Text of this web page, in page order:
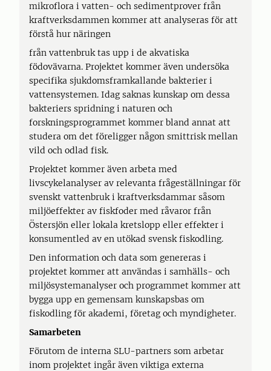
mikroflora i vatten- och sedimentprover från
kraftverksdammen kommer att analyseras för att
förstå hur näringen
från vattenbruk tas upp i de akvatiska
födovävarna. Projektet kommer även undersöka
specifika sjukdomsframkallande bakterier i
vattensystemen. Idag saknas kunskap om dessa
bakteriers spridning i naturen och
forskningsprogrammet kommer bland annat att
studera om det föreligger någon smittrisk mellan
vild och odlad fisk.
Projektet kommer även arbeta med
livscykelanalyser av relevanta frågeställningar för
svenskt vattenbruk i kraftverksdammar såsom
miljöeffekter av fiskfoder med råvaror från
Östersjön eller lokala kretslopp eller effekter i
konsumentled av en utökad svensk fiskodling.
Den information och data som genereras i
projektet kommer att användas i samhälls- och
miljösystemanalyser och programmet kommer att
bygga upp en gemensam kunskapsbas om
fiskodling för akademi, företag och myndigheter.
Samarbeten
Förutom de interna SLU-partners som arbetar
inom projektet ingår även viktiga externa